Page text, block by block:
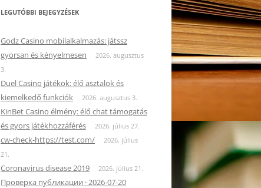
LEGUTÓBBI BEJEGYZÉSEK
Godz Casino mobilalkalmazás: játssz
gyorsan és kényelmesen
2026. augusztus
3.
Duel Casino játékok: élő asztalok és
kiemelkedő funkciók
2026. augusztus 3.
KinBet Casino élmény: élő chat támogatás
és gyors játékhozzáférés
2026. július 27.
cw-check-https://test.com/
2026. július
21.
Coronavirus disease 2019 2026. július 21.
Проверка публикации · 2026-07-20